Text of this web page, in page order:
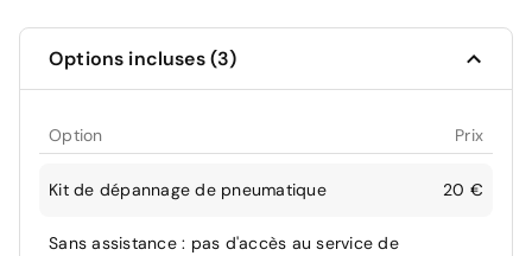
Options incluses (3)
Option Prix
Kit de dépannage de pneumatique 20 €
Sans assistance : pas d'accès au service de